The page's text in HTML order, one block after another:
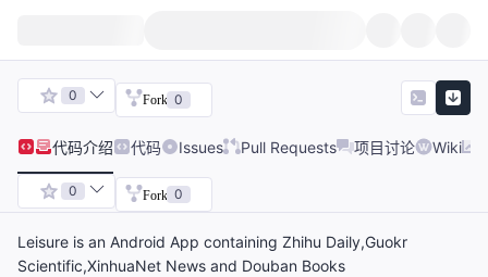
0 Fork 0
代码介绍 代码 Issues Pull Requests 项目讨论 Wiki
0 Fork 0
Leisure is an Android App containing Zhihu Daily,Guokr
Scientific,XinhuaNet News and Douban Books